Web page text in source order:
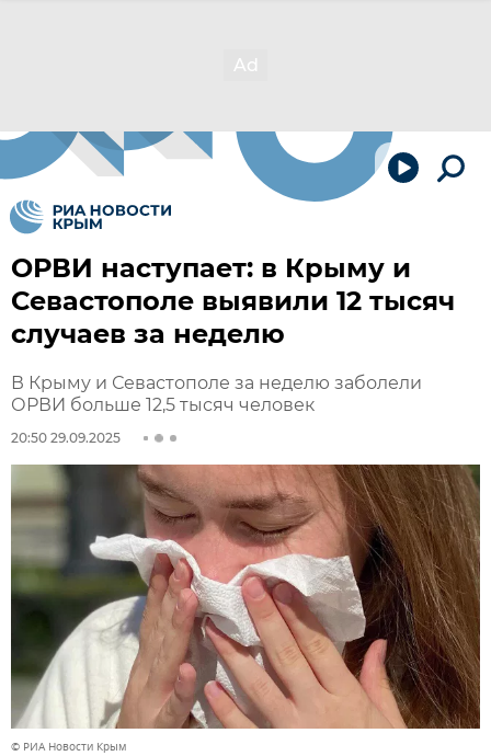
ОРВИ наступает: в Крыму и
Севастополе выявили 12 тысяч
случаев за неделю
В Крыму и Севастополе за неделю заболели
ОРВИ больше 12,5 тысяч человек
20:50 29.09.2025
© РИА Новости Крым